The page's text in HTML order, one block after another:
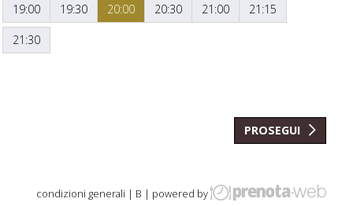
19:00 19:30 20:00 20:30 21:00 21:15
21:30
PROSEGUI
condizioni generali | B | powered by